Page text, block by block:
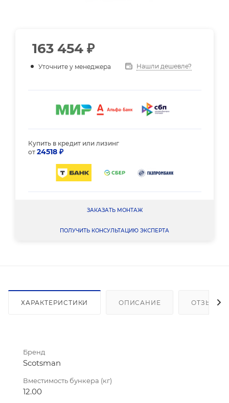
163 454 ₽
Уточните у менеджера Нашли дешевле?
Купить в кредит или лизинг
от 24518 ₽
ЗАКАЗАТЬ МОНТАЖ
ПОЛУЧИТЬ КОНСУЛЬТАЦИЮ ЭКСПЕРТА
ХАРАКТЕРИСТИКИ ОПИСАНИЕ ОТЗЫВЫ
Бренд
Scotsman
Вместимость бункера (кг)
12.00